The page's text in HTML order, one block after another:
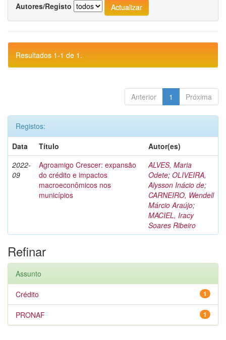
Autores/Registo
Resultados 1-1 de 1.
Anterior 1 Próxima
Registos:
Data
Título
Autor(es)
2022-
09
Agroamigo Crescer: expansão
do crédito e impactos
macroeconômicos nos
municípios
ALVES, Maria
Odete; OLIVEIRA,
Alysson Inácio de;
CARNEIRO, Wendell
Márcio Araújo;
MACIEL, Iracy
Soares Ribeiro
Refinar
Assunto
1
Crédito
1
PRONAF